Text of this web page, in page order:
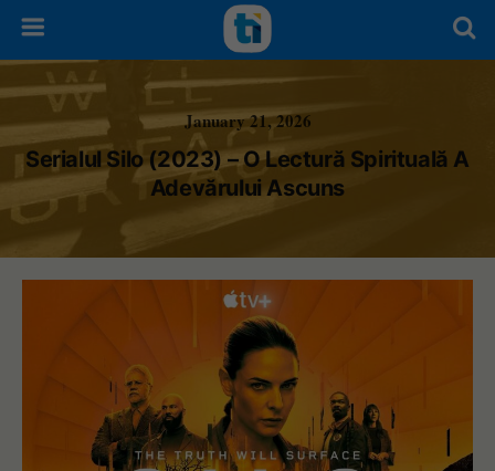
January 21, 2026
Serialul Silo (2023) – O Lectură Spirituală A
Adevărului Ascuns